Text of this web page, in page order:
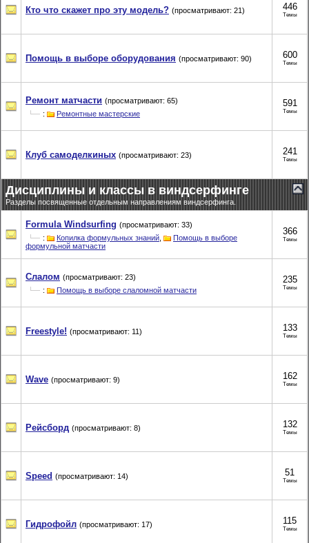
Кто что скажет про эту модель? (просматривают: 21) 446
Темы
Помощь в выборе оборудования (просматривают: 90) 600
Темы
Ремонт матчасти (просматривают: 65)
:
Ремонтные мастерские
591
Темы
Клуб самоделкиных (просматривают: 23) 241
Темы
Дисциплины и классы в виндсерфинге
Разделы посвященные отдельным направлениям виндсерфинга.
Formula Windsurfing (просматривают: 33)
:
Копилка формульных знаний
Помощь в выборе
формульной матчасти
366
Темы
Слалом (просматривают: 23)
:
Помощь в выборе слаломной матчасти
235
Темы
Freestyle! (просматривают: 11) 133
Темы
Wave (просматривают: 9) 162
Темы
Рейсборд (просматривают: 8) 132
Темы
Speed (просматривают: 14) 51
Темы
Гидрофойл (просматривают: 17) 115
Темы